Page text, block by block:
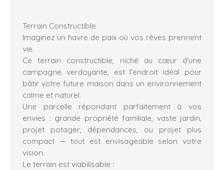
Terrain Constructible
Imaginez un havre de paix où vos rêves prennent
vie.
Ce terrain constructible, niché au cœur d'une
campagne verdoyante, est l'endroit idéal pour
bâtir votre future maison dans un environnement
calme et naturel.
Une parcelle répondant parfaitement à vos
envies : grande propriété familiale, vaste jardin,
projet potager, dépendances, ou projet plus
compact — tout est envisageable selon votre
vision.
Le terrain est viabilisable :